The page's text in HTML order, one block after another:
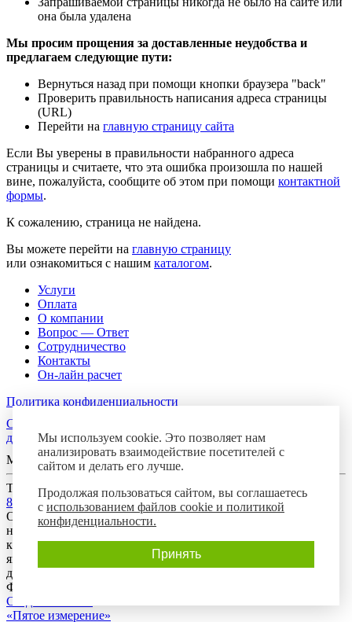
она была удалена
Мы просим прощения за доставленные неудобства и
предлагаем следующие пути:
Вернуться назад при помощи кнопки браузера "back"
Проверить правильность написания адреса страницы
(URL)
Перейти на главную страницу сайта
Если Вы уверены в правильности набранного адреса
страницы и считаете, что эта ошибка произошла по нашей
вине, пожалуйста, сообщите об этом при помощи контактной
формы.
К сожалению, страница не найдена.
Вы можете перейти на главную страницу
или ознакомиться с нашим каталогом.
Услуги
Оплата
О компании
Вопрос — Ответ
Сотрудничество
Контакты
Он-лайн расчет
Политика конфиденциальности
Согласие посетителя сайта на обработку персональных
данных
Мы в соцсетях
Телефон горячей линии
8-800-700-8788
Обращаем Ваше внимание на то, что данный интернет-сайт
носит исключительно информационный характер и ни при
каких условиях предложения, размещенные на нем, не
являются публичной офертой, определяемой положениями
действующего гражданского законодательства Российской
Федерации.
Создание сайта:
«Пятое измерение»
Мы используем cookie. Это позволяет нам
анализировать взаимодействие посетителей с
сайтом и делать его лучше.
Продолжая пользоваться сайтом, вы соглашаетесь
с использованием файлов cookie и политикой
конфиденциальности.
Принять